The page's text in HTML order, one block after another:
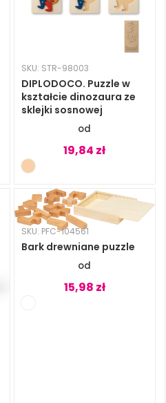
SKU: STR-98003
DIPLODOCO. Puzzle w
kształcie dinozaura ze
sklejki sosnowej
19,84 zł
SKU: PFC-104561
Bark drewniane puzzle
15,98 zł